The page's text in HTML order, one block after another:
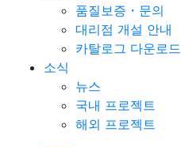
품질보증・문의
대리점 개설 안내
카탈로그 다운로드
소식
뉴스
국내 프로젝트
해외 프로젝트